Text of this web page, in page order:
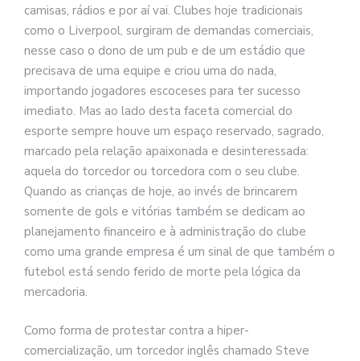
camisas, rádios e por aí vai. Clubes hoje tradicionais
como o Liverpool, surgiram de demandas comerciais,
nesse caso o dono de um pub e de um estádio que
precisava de uma equipe e criou uma do nada,
importando jogadores escoceses para ter sucesso
imediato. Mas ao lado desta faceta comercial do
esporte sempre houve um espaço reservado, sagrado,
marcado pela relação apaixonada e desinteressada:
aquela do torcedor ou torcedora com o seu clube.
Quando as crianças de hoje, ao invés de brincarem
somente de gols e vitórias também se dedicam ao
planejamento financeiro e à administração do clube
como uma grande empresa é um sinal de que também o
futebol está sendo ferido de morte pela lógica da
mercadoria.
Como forma de protestar contra a hiper-
comercialização, um torcedor inglês chamado Steve